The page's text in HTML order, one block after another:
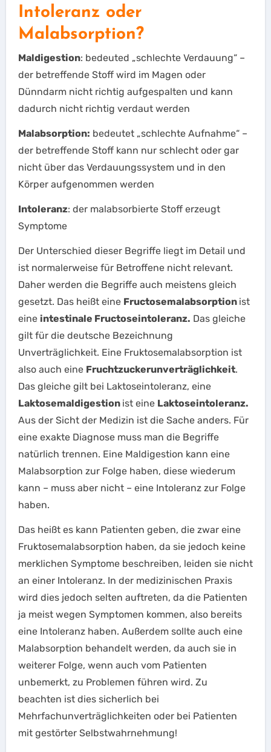
Intoleranz oder
Malabsorption?
Maldigestion: bedeuted „schlechte Verdauung“ –
der betreffende Stoff wird im Magen oder
Dünndarm nicht richtig aufgespalten und kann
dadurch nicht richtig verdaut werden
Malabsorption: bedeutet „schlechte Aufnahme“ –
der betreffende Stoff kann nur schlecht oder gar
nicht über das Verdauungssystem und in den
Körper aufgenommen werden
Intoleranz: der malabsorbierte Stoff erzeugt
Symptome
Der Unterschied dieser Begriffe liegt im Detail und
ist normalerweise für Betroffene nicht relevant.
Daher werden die Begriffe auch meistens gleich
gesetzt. Das heißt eine Fructosemalabsorption ist
eine intestinale Fructoseintoleranz. Das gleiche
gilt für die deutsche Bezeichnung
Unverträglichkeit. Eine Fruktosemalabsorption ist
also auch eine Fruchtzuckerunverträglichkeit.
Das gleiche gilt bei Laktoseintoleranz, eine
Laktosemaldigestion ist eine Laktoseintoleranz.
Aus der Sicht der Medizin ist die Sache anders. Für
eine exakte Diagnose muss man die Begriffe
natürlich trennen. Eine Maldigestion kann eine
Malabsorption zur Folge haben, diese wiederum
kann – muss aber nicht – eine Intoleranz zur Folge
haben.
Das heißt es kann Patienten geben, die zwar eine
Fruktosemalabsorption haben, da sie jedoch keine
merklichen Symptome beschreiben, leiden sie nicht
an einer Intoleranz. In der medizinischen Praxis
wird dies jedoch selten auftreten, da die Patienten
ja meist wegen Symptomen kommen, also bereits
eine Intoleranz haben. Außerdem sollte auch eine
Malabsorption behandelt werden, da auch sie in
weiterer Folge, wenn auch vom Patienten
unbemerkt, zu Problemen führen wird. Zu
beachten ist dies sicherlich bei
Mehrfachunverträglichkeiten oder bei Patienten
mit gestörter Selbstwahrnehmung!